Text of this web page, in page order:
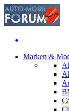
Marken &